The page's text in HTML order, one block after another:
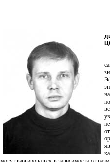
могут варьироваться в зависимости от